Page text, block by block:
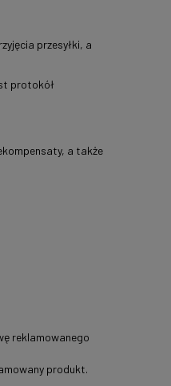
przesyłki, a
protokół
a także
reklamowanego
produkt.